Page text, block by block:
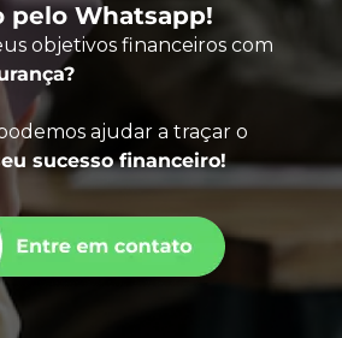
pelo Whatsapp!
objetivos financeiros com
ajudar a traçar o
sucesso financeiro!